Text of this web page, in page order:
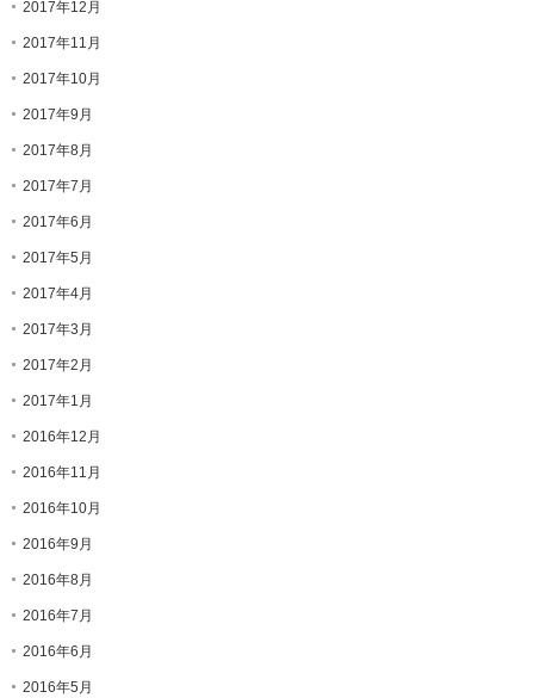
2017年12月
2017年11月
2017年10月
2017年9月
2017年8月
2017年7月
2017年6月
2017年5月
2017年4月
2017年3月
2017年2月
2017年1月
2016年12月
2016年11月
2016年10月
2016年9月
2016年8月
2016年7月
2016年6月
2016年5月